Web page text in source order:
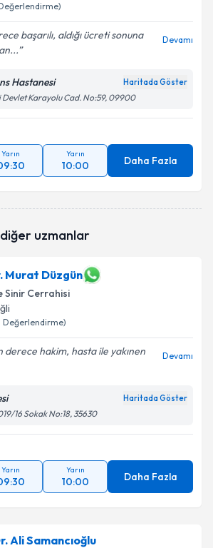
başarılı, aldığı ücreti sonuna
Devamı
Hastanesi Haritada Göster
Devlet Karayolu Cad. No:59, 09900
Yarın Yarın
10:00 Daha Fazla
uzmanlar
Murat Düzgün
Sinir Cerrahisi
Değerlendirme)
derece hakim, hasta ile yakınen
Devamı
Haritada Göster
16 Sokak No:18, 35630
Yarın Yarın
10:00 Daha Fazla
Ali Samancıoğlu